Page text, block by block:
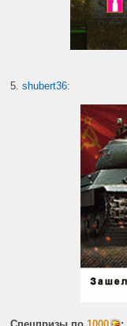
5.shubert36: